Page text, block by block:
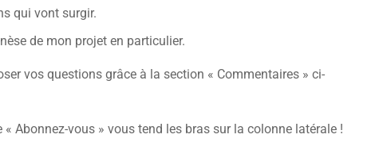
qui vont surgir.
de mon projet en particulier.
vos questions grâce à la section « Commentaires » ci-
Abonnez-vous » vous tend les bras sur la colonne latérale !